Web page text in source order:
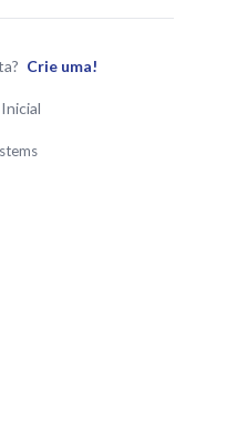
Crie uma!